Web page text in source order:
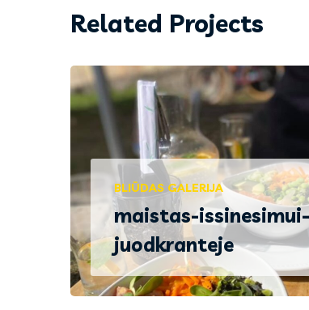
Related Projects
maistas-issinesimui-
juodkranteje
BLIŪDAS GALERIJA